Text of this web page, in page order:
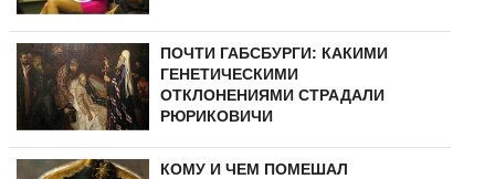
ПОЧТИ ГАБСБУРГИ: КАКИМИ
ГЕНЕТИЧЕСКИМИ
ОТКЛОНЕНИЯМИ СТРАДАЛИ
РЮРИКОВИЧИ
КОМУ И ЧЕМ ПОМЕШАЛ